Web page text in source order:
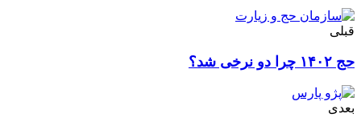
قبلی
حج ۱۴۰۲ چرا دو نرخی شد؟
بعدی